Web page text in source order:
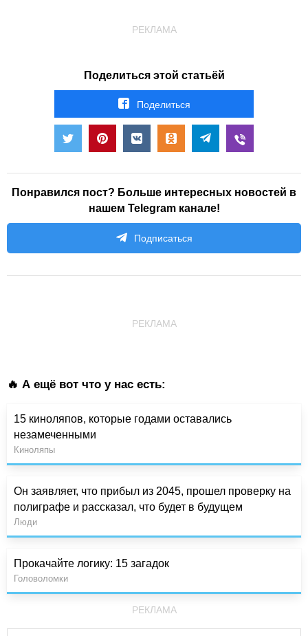
РЕКЛАМА
Поделиться этой статьёй
Поделиться
Понравился пост? Больше интересных новостей в
нашем Telegram канале!
Подписаться
РЕКЛАМА
🔥 А ещё вот что у нас есть:
15 киноляпов, которые годами оставались
незамеченными
Киноляпы
Он заявляет, что прибыл из 2045, прошел проверку на
полиграфе и рассказал, что будет в будущем
Люди
Прокачайте логику: 15 загадок
Головоломки
РЕКЛАМА